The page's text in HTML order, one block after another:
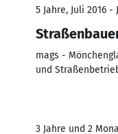
5 Jahre, Juli 2016 -
mags -
und
3 Jahre und 2